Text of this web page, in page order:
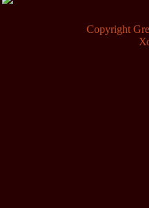
Copyright